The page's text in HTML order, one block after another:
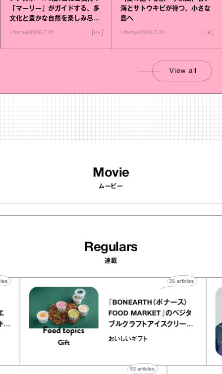
「マーリー」がガイドする、多
文化と豊かな自然を楽しみ尽く
Lifestyle2026.7.22 PR
海とサトウキビが待つ、小さな
島へ
Lifestyle2026.7.22 PR
View all
Movie
ムービー
Regulars
連載
リエ
プ キャ
articles
『BONEARTH（ボナース）
FOOD MARKET』のベジタ
ブルクラフトアイスクリーム
｜真野知子の「おいしいギフ
おいしいギフト
36articles
articles